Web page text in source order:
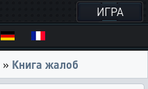
ИГРА
» Книга жалоб